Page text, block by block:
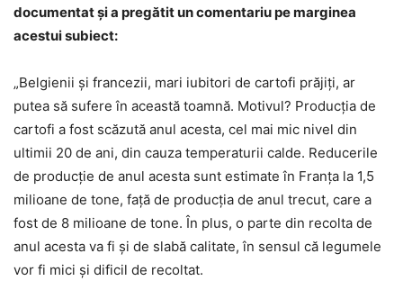
documentat și a pregătit un comentariu pe marginea
acestui subiect:
„Belgienii și francezii, mari iubitori de cartofi prăjiți, ar
putea să sufere în această toamnă. Motivul? Producția de
cartofi a fost scăzută anul acesta, cel mai mic nivel din
ultimii 20 de ani, din cauza temperaturii calde. Reducerile
de producție de anul acesta sunt estimate în Franța la 1,5
milioane de tone, față de producția de anul trecut, care a
fost de 8 milioane de tone. În plus, o parte din recolta de
anul acesta va fi și de slabă calitate, în sensul că legumele
vor fi mici și dificil de recoltat.